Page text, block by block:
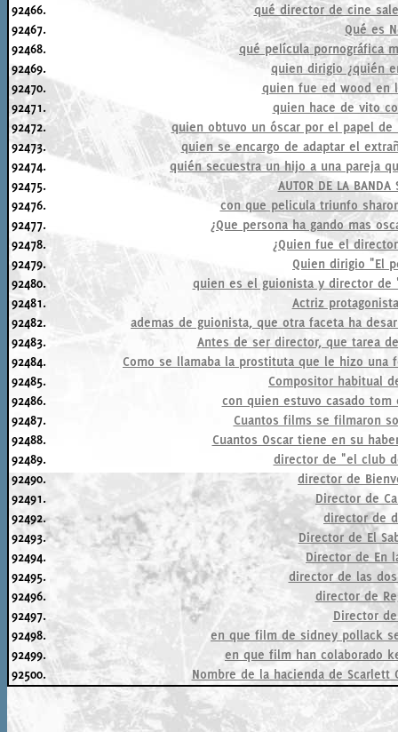
92466.
qué director de cine
92467.
Qué es
92468.
qué película pornográfica
92469.
quien dirigio ¿quién
92470.
quien fue ed wood en
92471.
quien hace de vito
92472.
quien obtuvo un óscar por el papel de
92473.
quien se encargo de adaptar el
92474.
quién secuestra un hijo a una pareja
92475.
AUTOR DE LA BANDA
92476.
con que pelicula triunfo
92477.
¿Que persona ha gando mas
92478.
¿Quien fue el
92479.
Quien dirigio "El
92480.
quien es el guionista y director de
92481.
Actriz
92482.
ademas de guionista, que otra faceta ha
92483.
Antes de ser director, que tarea
92484.
Como se llamaba la prostituta que le hizo una
92485.
Compositor habitual
92486.
con quien estuvo casado tom
92487.
Cuantos films se filmaron
92488.
Cuantos Oscar tiene en su
92489.
director de "el club
92490.
director de
92491.
Director de
92492.
director de
92493.
Director de El
92494.
Director de En
92495.
director de las
92496.
director de
92497.
Director
92498.
en que film de sidney pollack
92499.
en que film han colaborado
92500.
Nombre de la hacienda de